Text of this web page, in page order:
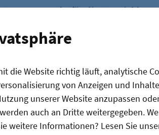
die Website richtig läuft, analytische
von Anzeigen und
unserer Website anzupassen
auch an Dritte weitergegeben.
weitere Informationen? Lesen Sie
für die Entwicklung
mit Berliner
hilft sie im Fall einer Kündigung
digitale Schritt-für-Schritt-
das sogenannte
Routinen, die
mit herausfordernden
können mithilfe eines